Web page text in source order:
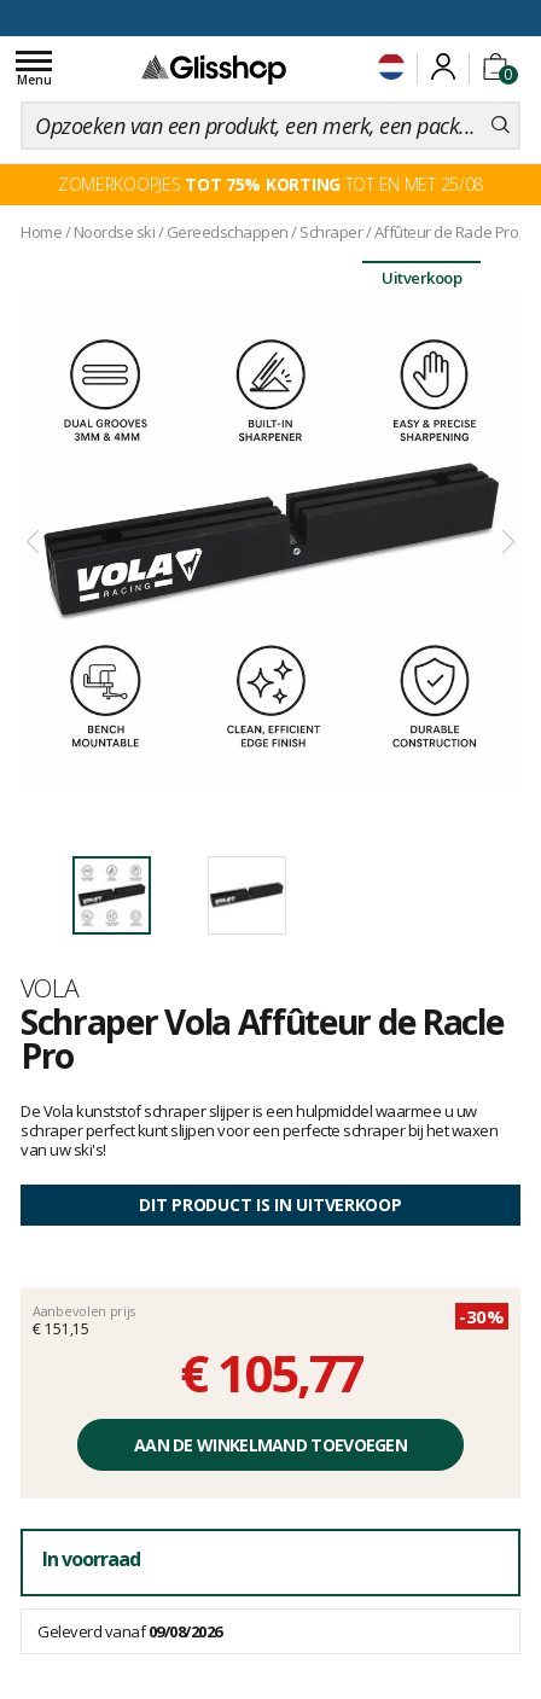
0
Toggle
navigation
Menu
ZOMERKOOPJES TOT 75% KORTINGTOT EN MET 25/08
Home/ Noordse ski/Gereedschappen/Schraper/Affûteur de Racle Pro
Uitverkoop
Merk
VOLA
Schraper Vola Affûteur de Racle
Pro
oordeel
van
klanten
De Vola kunststof schraper slijper is een hulpmiddel waarmee u uw
schraper perfect kunt slijpen voor een perfecte schraper bij het waxen
van uw ski's!
DIT PRODUCT IS IN UITVERKOOP
Aanbevolen prijs
€ 151,15
-30%
€ 105,77
Éénheidsprijs,
AAN DE WINKELMAND TOEVOEGEN
In voorraad
Geleverd vanaf09/08/2026